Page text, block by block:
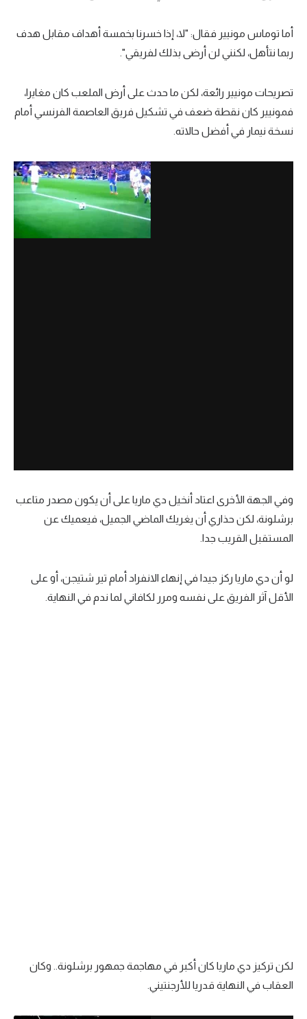
أما توماس مونيير فقال: "لا، إذا خسرنا بخمسة أهداف مقابل هدف
ربما نتأهل، لكنني لن أرضى بذلك لفريقي".
تصريحات مونيير رائعة، لكن ما حدث على أرض الملعب كان مغايرا،
فمونيير كان نقطة ضعف في تشكيل فريق العاصمة الفرنسي أمام
نسخة نيمار في أفضل حالاته.
وفي الجهة الأخرى اعتاد أنخيل دي ماريا على أن يكون مصدر متاعب
برشلونة، لكن حذاري أن يغريك الماضي الجميل، فيعميك عن
المستقبل القريب جدا.
لو أن دي ماريا ركز جيدا في إنهاء الانفراد أمام تير شتيجن، أو على
الأقل آثر الفريق على نفسه ومرر لكافاني لما ندم في النهاية.
لكن تركيز دي ماريا كان أكبر في مهاجمة جمهور برشلونة.. وكان
العقاب في النهاية قدريا للأرجنتيني.